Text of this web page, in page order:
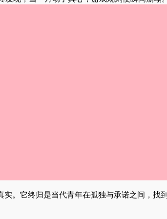
。它终归是当代青年在孤独与承诺之间，找